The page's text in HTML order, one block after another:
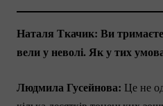
Наталя Ткачик: Ви
вели у неволі. Як у тих
Людмила Гусейнова: Це не